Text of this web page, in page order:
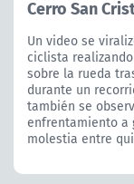
Cerro San
Un video se
ciclista
sobre la rueda
durante un
también se
enfrentamiento a
molestia entre